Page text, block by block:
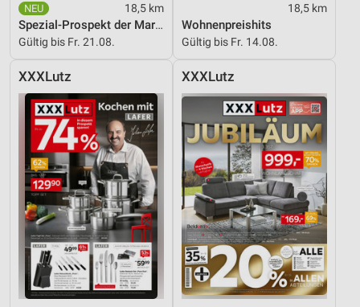
18,5 km
Spezial-Prospekt der Marken
Gültig bis Fr. 21.08.
18,5 km
Wohnenpreishits
Gültig bis Fr. 14.08.
XXXLutz XXXLutz